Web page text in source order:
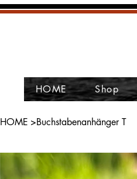
HOME Shop
HOME >Buchstabenanhänger T